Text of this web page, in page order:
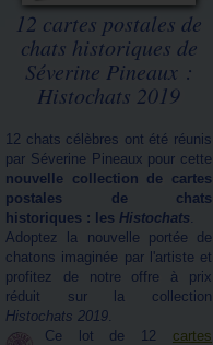
12 cartes postales de
chats historiques de
Séverine Pineaux :
Histochats 2019
12 chats célèbres ont été réunis
par Séverine Pineaux pour cette
nouvelle collection de cartes
postales de chats
historiques : les Histochats.
Adoptez la nouvelle portée de
chatons imaginée par l'artiste et
profitez de notre offre à prix
réduit sur la collection
Histochats 2019.
Ce lot de 12 cartes